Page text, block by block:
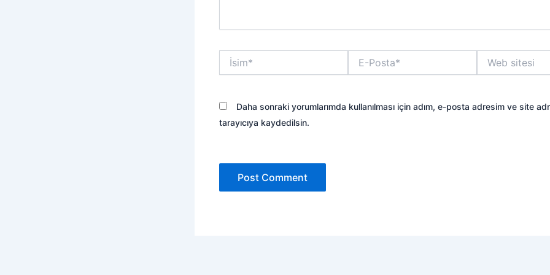
İsim*
Posta*
sitesi
Daha sonraki yorumlarımda kullanılması için adım, e-posta adresim ve site
tarayıcıya kaydedilsin.